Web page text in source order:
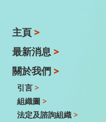
主頁 >
最新消息 >
關於我們 >
引言 >
組織圖 >
法定及諮詢組織 >